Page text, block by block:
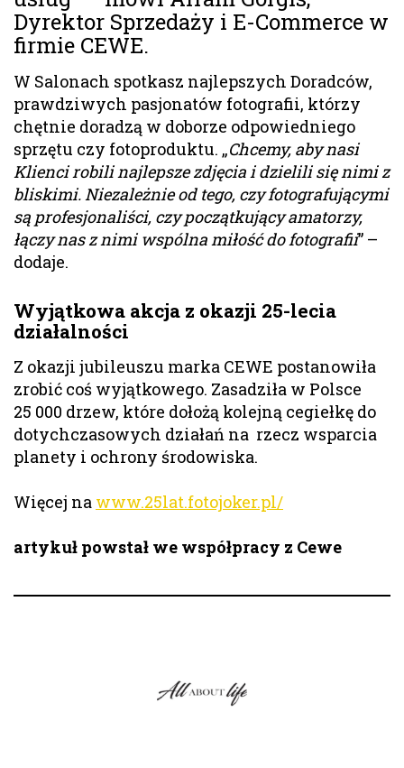
Dyrektor Sprzedaży i E-Commerce w
firmie CEWE.
W Salonach spotkasz najlepszych Doradców,
prawdziwych pasjonatów fotografii, którzy
chętnie doradzą w doborze odpowiedniego
sprzętu czy fotoproduktu. „Chcemy, aby nasi
Klienci robili najlepsze zdjęcia i dzielili się nimi z
bliskimi. Niezależnie od tego, czy fotografującymi
są profesjonaliści, czy początkujący amatorzy,
łączy nas z nimi wspólna miłość do fotografii” –
dodaje.
Wyjątkowa akcja z okazji 25-lecia
działalności
Z okazji jubileuszu marka CEWE postanowiła
zrobić coś wyjątkowego. Zasadziła w Polsce
25 000 drzew, które dołożą kolejną cegiełkę do
dotychczasowych działań na rzecz wsparcia
planety i ochrony środowiska.
Więcej na www.25lat.fotojoker.pl/
artykuł powstał we współpracy z Cewe